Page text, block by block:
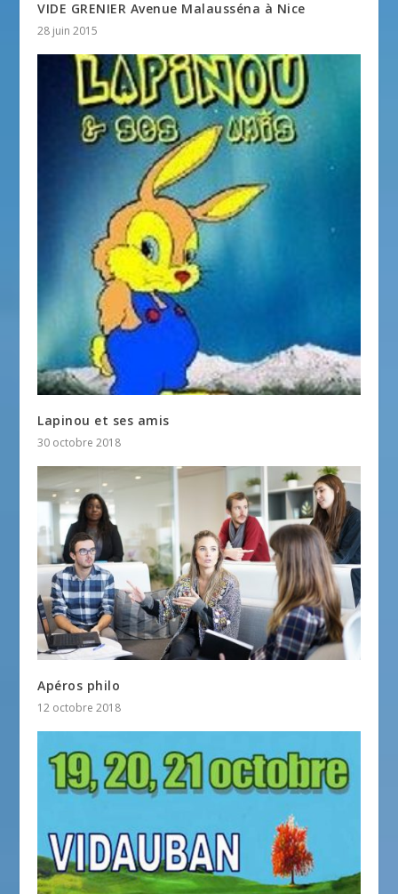
VIDE GRENIER Avenue Malausséna à Nice
28 juin 2015
Lapinou et ses amis
30 octobre 2018
Apéros philo
12 octobre 2018